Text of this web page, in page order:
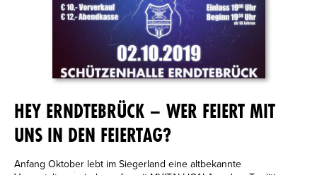
HEY ERNDTEBRÜCK – WER FEIERT MIT
UNS IN DEN FEIERTAG?
Anfang Oktober lebt im Siegerland eine altbekannte